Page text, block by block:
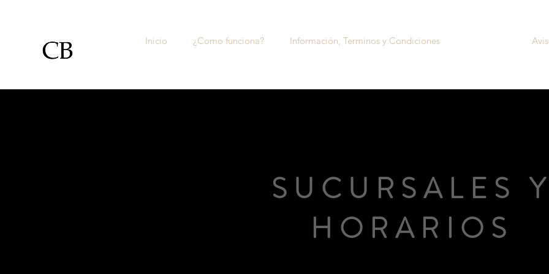
Inicio ¿Como funciona? Información, Terminos y Condiciones
SUCURSALES Y
HORARIOS